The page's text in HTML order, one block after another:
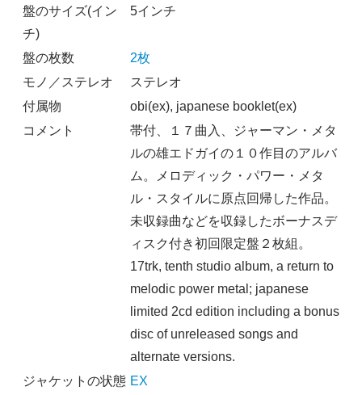
盤のサイズ(イン
チ)
5インチ
盤の枚数
2枚
モノ／ステレオ
ステレオ
付属物
obi(ex), japanese booklet(ex)
コメント
帯付、１７曲入、ジャーマン・メタ
ルの雄エドガイの１０作目のアルバ
ム。メロディック・パワー・メタ
ル・スタイルに原点回帰した作品。
未収録曲などを収録したボーナスデ
ィスク付き初回限定盤２枚組。
17trk, tenth studio album, a return to
melodic power metal; japanese
limited 2cd edition including a bonus
disc of unreleased songs and
alternate versions.
ジャケットの状態 EX